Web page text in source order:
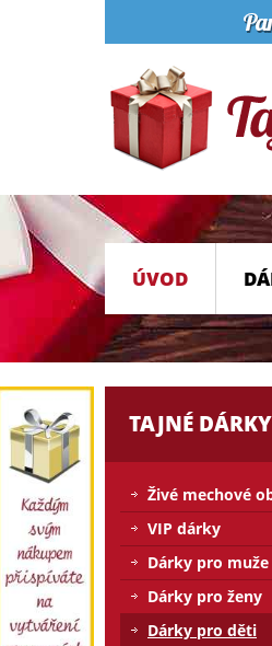
ÚVOD
TAJNÉ DÁRKY
Živé mechové
VIP dárky
Dárky pro muže
Dárky pro ženy
Dárky pro děti